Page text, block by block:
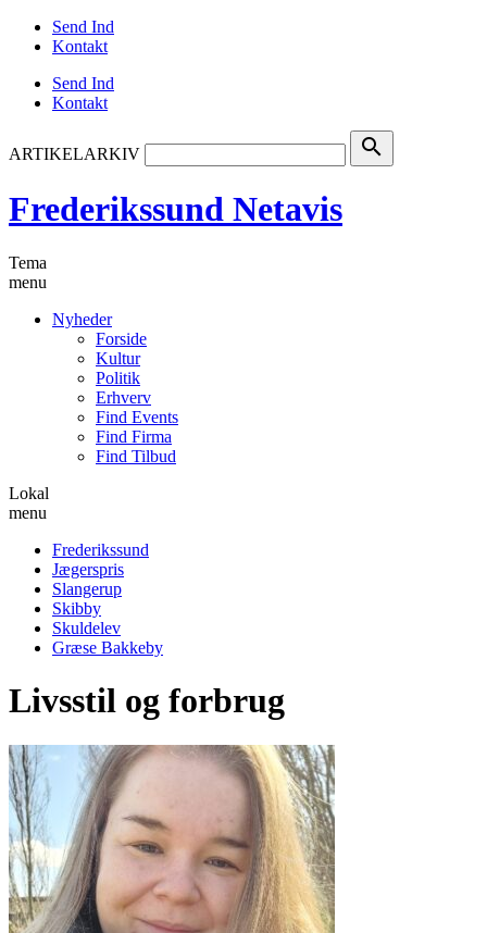
Send Ind
Kontakt
Send Ind
Kontakt
ARTIKELARKIV search
Frederikssund Netavis
Tema
menu
Nyheder
Forside
Kultur
Politik
Erhverv
Find Events
Find Firma
Find Tilbud
Lokal
menu
Frederikssund
Jægerspris
Slangerup
Skibby
Skuldelev
Græse Bakkeby
Livsstil og forbrug